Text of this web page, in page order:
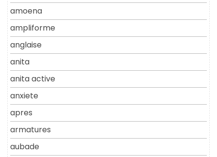
amoena
ampliforme
anglaise
anita
anita active
anxiete
apres
armatures
aubade